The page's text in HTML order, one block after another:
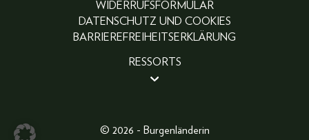
WIDERRUFSFORMULAR
DATENSCHUTZ UND COOKIES
BARRIEREFREIHEITSERKLÄRUNG
RESSORTS
© 2026 - Burgenländerin